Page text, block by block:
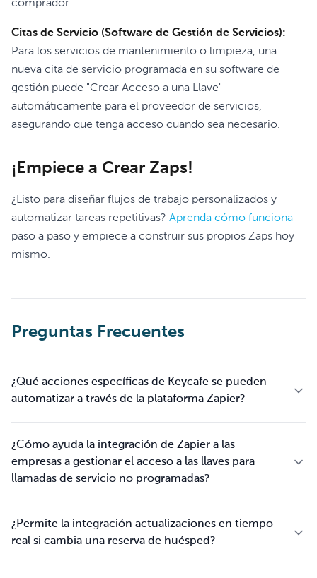
comprador.
Citas de Servicio (Software de Gestión de Servicios):
Para los servicios de mantenimiento o limpieza, una
nueva cita de servicio programada en su software de
gestión puede "Crear Acceso a una Llave"
automáticamente para el proveedor de servicios,
asegurando que tenga acceso cuando sea necesario.
¡Empiece a Crear Zaps!
¿Listo para diseñar flujos de trabajo personalizados y
automatizar tareas repetitivas? Aprenda cómo funciona
paso a paso y empiece a construir sus propios Zaps hoy
mismo.
Preguntas Frecuentes
¿Qué acciones específicas de Keycafe se pueden
automatizar a través de la plataforma Zapier?
¿Cómo ayuda la integración de Zapier a las
empresas a gestionar el acceso a las llaves para
llamadas de servicio no programadas?
¿Permite la integración actualizaciones en tiempo
real si cambia una reserva de huésped?